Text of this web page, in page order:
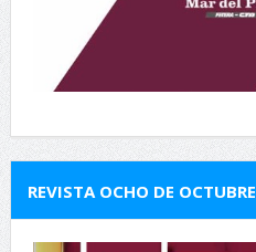
REVISTA OCHO DE OCTUBRE